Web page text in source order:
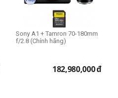
Sony A1 + Tamron 70-180mm
f/2.8 (Chính hãng)
182,980,000đ